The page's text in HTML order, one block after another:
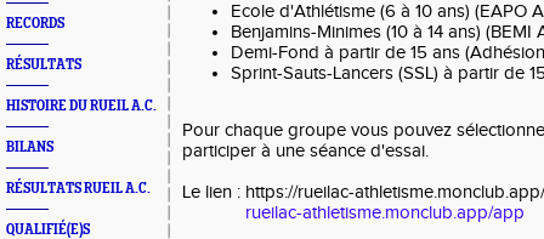
RECORDS
RÉSULTATS
HISTOIRE DU RUEIL A.C.
BILANS
RÉSULTATS RUEIL A.C.
QUALIFIÉ(E)S
Ecole d'Athlétisme (6 à 10 ans) (EAPO
Benjamins-Minimes (10 à 14 ans) (BEMI
Demi-Fond à partir de 15 ans
Sprint-Sauts-Lancers (SSL) à partir de
Pour chaque groupe vous pouvez
participer à une séance d'essai.
Le lien : https://rueilac-
rueilac-athletisme.monclub.app/app